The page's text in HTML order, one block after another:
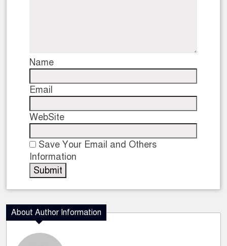
Name
Email
WebSite
Save Your Email and Others
Information
About Author Information